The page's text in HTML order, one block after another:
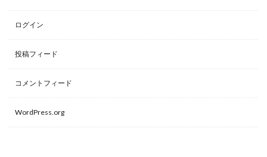
ログイン
投稿フィード
コメントフィード
WordPress.org